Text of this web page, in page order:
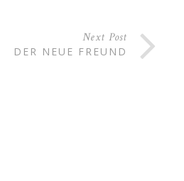
Next Post
DER NEUE FREUND